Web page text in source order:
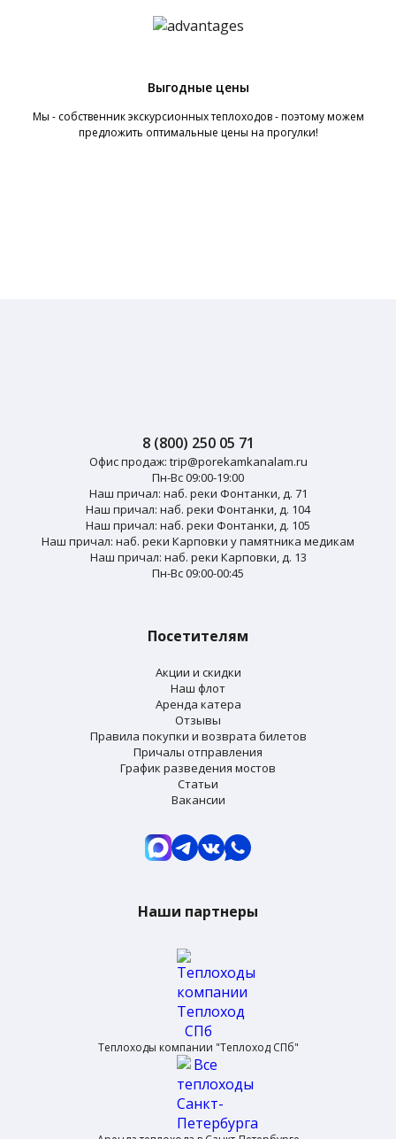
Выгодные цены
Мы - собственник экскурсионных теплоходов - поэтому можем
предложить оптимальные цены на прогулки!
Посетителям
Акции и скидки
Наш флот
Аренда катера
Отзывы
Правила покупки и возврата билетов
Причалы отправления
График разведения мостов
Статьи
Вакансии
8 (800) 250 05 71
Офис продаж: trip@porekamkanalam.ru
Пн-Вс 09:00-19:00
Наш причал: наб. реки Фонтанки, д. 71
Наш причал: наб. реки Фонтанки, д. 104
Наш причал: наб. реки Фонтанки, д. 105
Наш причал: наб. реки Карповки у памятника медикам
Наш причал: наб. реки Карповки, д. 13
Пн-Вс 09:00-00:45
Наши партнеры
Теплоходы компании "Теплоход СПб"